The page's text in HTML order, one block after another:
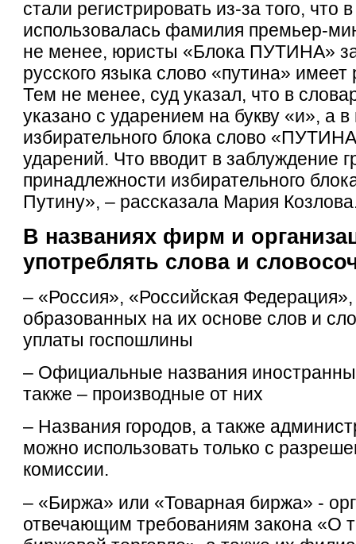
стали регистрировать из-за того, что
использовалась фамилия премьер-
не менее, юристы «Блока ПУТИНА»
русского языка слово «путина»
Тем не менее, суд указал, что в
указано с ударением на букву «и», а
избирательного блока слово
ударений. Что вводит в заблуждение
принадлежности избирательного
Путину», – рассказала Мария
В названиях фирм и
употреблять слова и
– «Россия», «Российская
образованных на их основе слов и
уплаты госпошлины
– Официальные названия
также – производные от них
– Названия городов, а также
можно использовать только с
комиссии.
– «Биржа» или «Товарная биржа» -
отвечающим требованиям закона «О